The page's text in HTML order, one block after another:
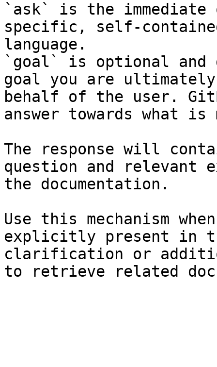
`ask` is the
specific, self-
language.
`goal` is optional and
goal you are
behalf of the user.
answer towards what
The response will
question and relevant
the documentation.
Use this mechanism
explicitly present in
clarification or